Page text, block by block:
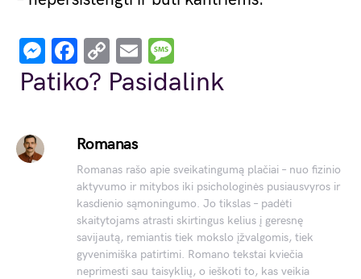
Messenger
Facebook
Copy
Link
Email
Patiko? Pasidalink
Romanas
Romanas rašo apie sveikatingumą plačiai – nuo fizinio
aktyvumo ir mitybos iki psichologinės pusiausvyros ir
kasdienio sąmoningumo. Jo tikslas – padėti
skaitytojams atrasti skirtingus kelius į geresnę
savijautą, remiantis tiek mokslo įžvalgomis, tiek
gyvenimiška patirtimi. Romano tekstai kviečia
neprimesti sau taisyklių, o ieškoti to, kas veikia